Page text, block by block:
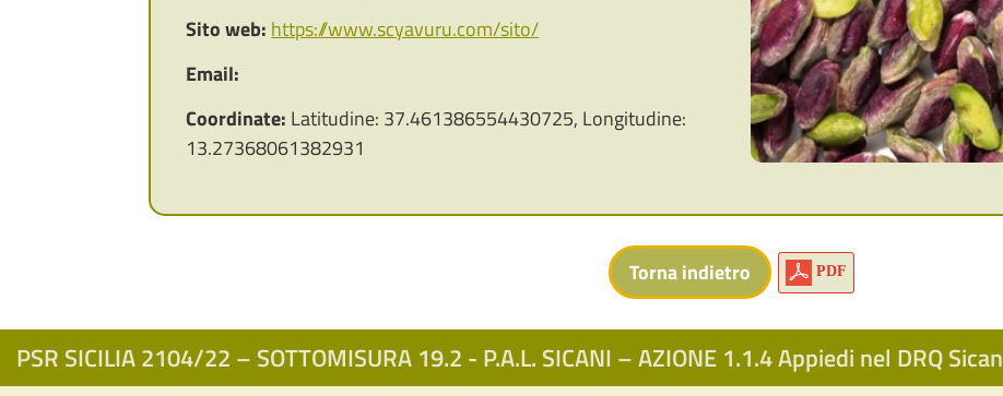
Sito web: https://www.scyavuru.com/sito/
Email:
Coordinate: Latitudine: 37.461386554430725, Longitudine:
13.27368061382931
PDF
PSR SICILIA 2104/22 – SOTTOMISURA 19.2 - P.A.L. SICANI – AZIONE 1.1.4 Appiedi nel DRQ